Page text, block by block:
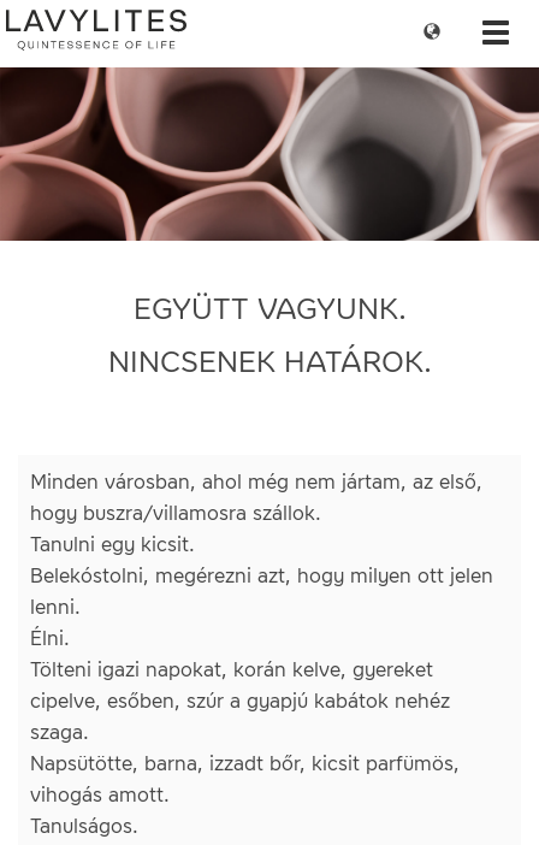
Change
EGYÜTT VAGYUNK.
NINCSENEK HATÁROK.
Minden városban, ahol még nem jártam, az első,
hogy buszra/villamosra szállok.
Tanulni egy kicsit.
Belekóstolni, megérezni azt, hogy milyen ott jelen
lenni.
Élni.
Tölteni igazi napokat, korán kelve, gyereket
cipelve, esőben, szúr a gyapjú kabátok nehéz
szaga.
Napsütötte, barna, izzadt bőr, kicsit parfümös,
vihogás amott.
Tanulságos.